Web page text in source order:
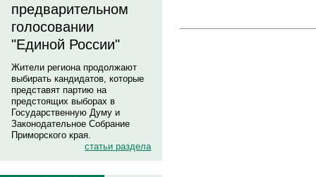
предварительном
голосовании
"Единой России"
Жители региона продолжают
выбирать кандидатов, которые
представят партию на
предстоящих выборах в
Государственную Думу и
Законодательное Собрание
Приморского края.
статьи раздела